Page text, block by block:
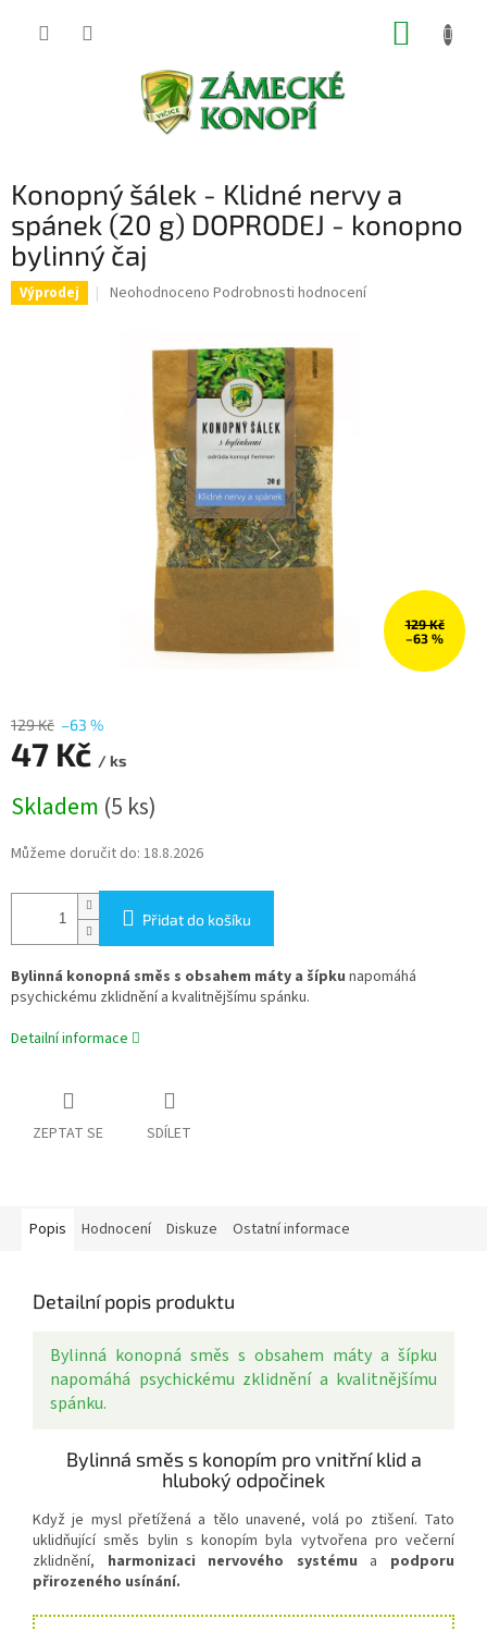
Konopný šálek - Klidné nervy a
spánek (20 g) DOPRODEJ - konopno
bylinný čaj
Výprodej
Průměrné
hvězdiček.
Neohodnoceno Podrobnosti hodnocení
129 Kč
–63 %
129 Kč –63 %
47 Kč / ks
cena:
Skladem (5 ks)
Můžeme doručit do: 18.8.2026
Přidat do košíku
Bylinná konopná směs s obsahem máty a šípku napomáhá
psychickému zklidnění a kvalitnějšímu spánku.
Detailní informace
ZEPTAT SE SDÍLET
Popis Hodnocení Diskuze Ostatní informace
Detailní popis produktu
Bylinná konopná směs s obsahem máty a šípku
napomáhá psychickému zklidnění a kvalitnějšímu
spánku.
Bylinná směs s konopím pro vnitřní klid a
hluboký odpočinek
Když je mysl přetížená a tělo unavené, volá po ztišení. Tato
uklidňující směs bylin s konopím byla vytvořena pro večerní
zklidnění, harmonizaci nervového systému a podporu
přirozeného usínání.